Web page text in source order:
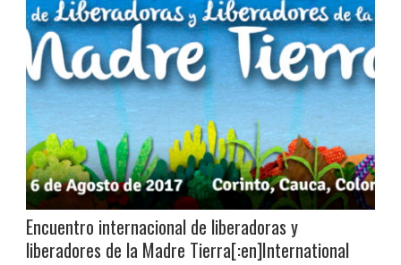
Encuentro internacional de liberadoras y
liberadores de la Madre Tierra[:en]International